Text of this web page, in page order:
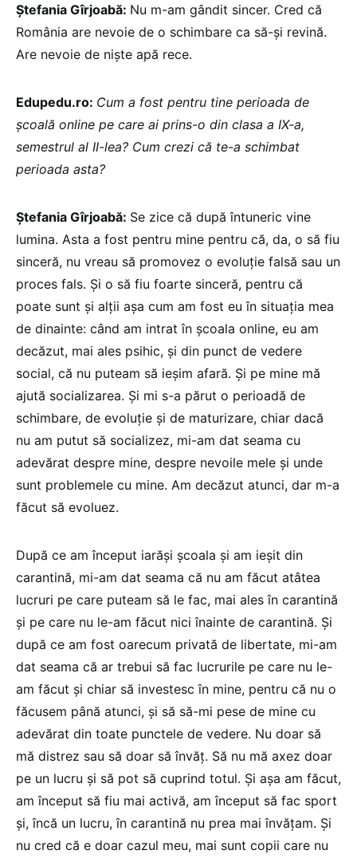
Ștefania Gîrjoabă: Nu m-am gândit sincer. Cred că
România are nevoie de o schimbare ca să-și revină.
Are nevoie de niște apă rece.
Edupedu.ro: Cum a fost pentru tine perioada de
școală online pe care ai prins-o din clasa a IX-a,
semestrul al II-lea? Cum crezi că te-a schimbat
perioada asta?
Ștefania Gîrjoabă: Se zice că după întuneric vine
lumina. Asta a fost pentru mine pentru că, da, o să fiu
sinceră, nu vreau să promovez o evoluție falsă sau un
proces fals. Și o să fiu foarte sinceră, pentru că
poate sunt și alții așa cum am fost eu în situația mea
de dinainte: când am intrat în școala online, eu am
decăzut, mai ales psihic, și din punct de vedere
social, că nu puteam să ieșim afară. Și pe mine mă
ajută socializarea. Și mi s-a părut o perioadă de
schimbare, de evoluție și de maturizare, chiar dacă
nu am putut să socializez, mi-am dat seama cu
adevărat despre mine, despre nevoile mele și unde
sunt problemele cu mine. Am decăzut atunci, dar m-a
făcut să evoluez.
După ce am început iarăși școala și am ieșit din
carantină, mi-am dat seama că nu am făcut atâtea
lucruri pe care puteam să le fac, mai ales în carantină
și pe care nu le-am făcut nici înainte de carantină. Și
după ce am fost oarecum privată de libertate, mi-am
dat seama că ar trebui să fac lucrurile pe care nu le-
am făcut și chiar să investesc în mine, pentru că nu o
făcusem până atunci, și să să-mi pese de mine cu
adevărat din toate punctele de vedere. Nu doar să
mă distrez sau să doar să învăț. Să nu mă axez doar
pe un lucru și să pot să cuprind totul. Și așa am făcut,
am început să fiu mai activă, am început să fac sport
și, încă un lucru, în carantină nu prea mai învățam. Și
nu cred că e doar cazul meu, mai sunt copii care nu